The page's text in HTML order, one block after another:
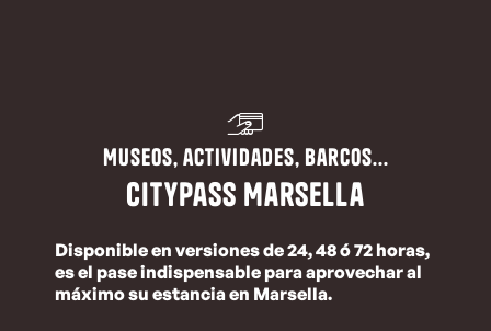
Museos, actividades, barcos...
CityPass Marsella
Disponible en versiones de 24, 48 ó 72 horas,
es el pase indispensable para aprovechar al
máximo su estancia en Marsella.